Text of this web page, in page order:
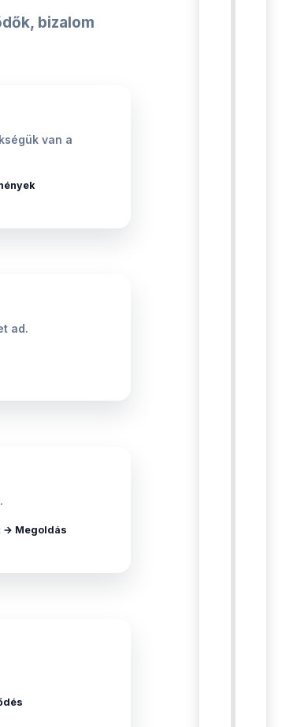
bizalom
van a
ad.
→ Megoldás